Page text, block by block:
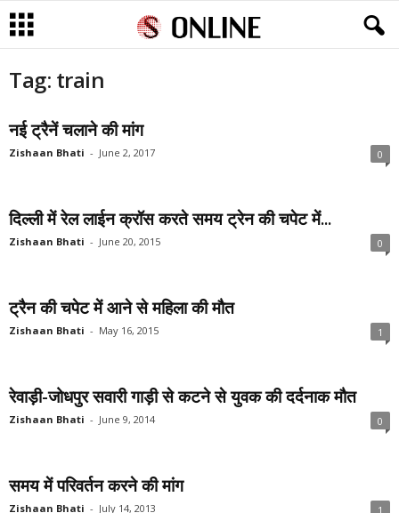
Tag: train
नई ट्रैनें चलाने की मांग
Zishaan Bhati - June 2, 2017 0
दिल्ली में रेल लाईन क्रॉस करते समय ट्रेन की चपेट में...
Zishaan Bhati - June 20, 2015 0
ट्रैन की चपेट में आने से महिला की मौत
Zishaan Bhati - May 16, 2015 1
रेवाड़ी-जोधपुर सवारी गाड़ी से कटने से युवक की दर्दनाक मौत
Zishaan Bhati - June 9, 2014 0
समय में परिवर्तन करने की मांग
Zishaan Bhati - July 14, 2013 1